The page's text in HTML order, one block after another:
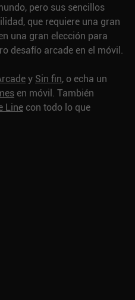
pero sus sencillos
que requiere una gran
una gran elección para
desafío arcade en el móvil.
y Sin fin, o echa un
en móvil. También
Line con todo lo que